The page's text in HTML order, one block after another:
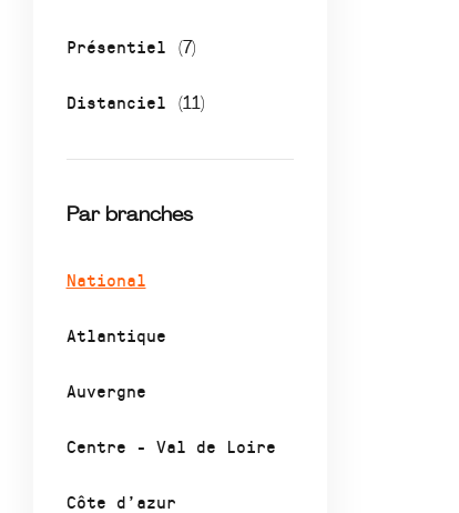
Présentiel (7)
Distanciel (11)
Par branches
National
Atlantique
Auvergne
Centre - Val de Loire
Côte d’azur